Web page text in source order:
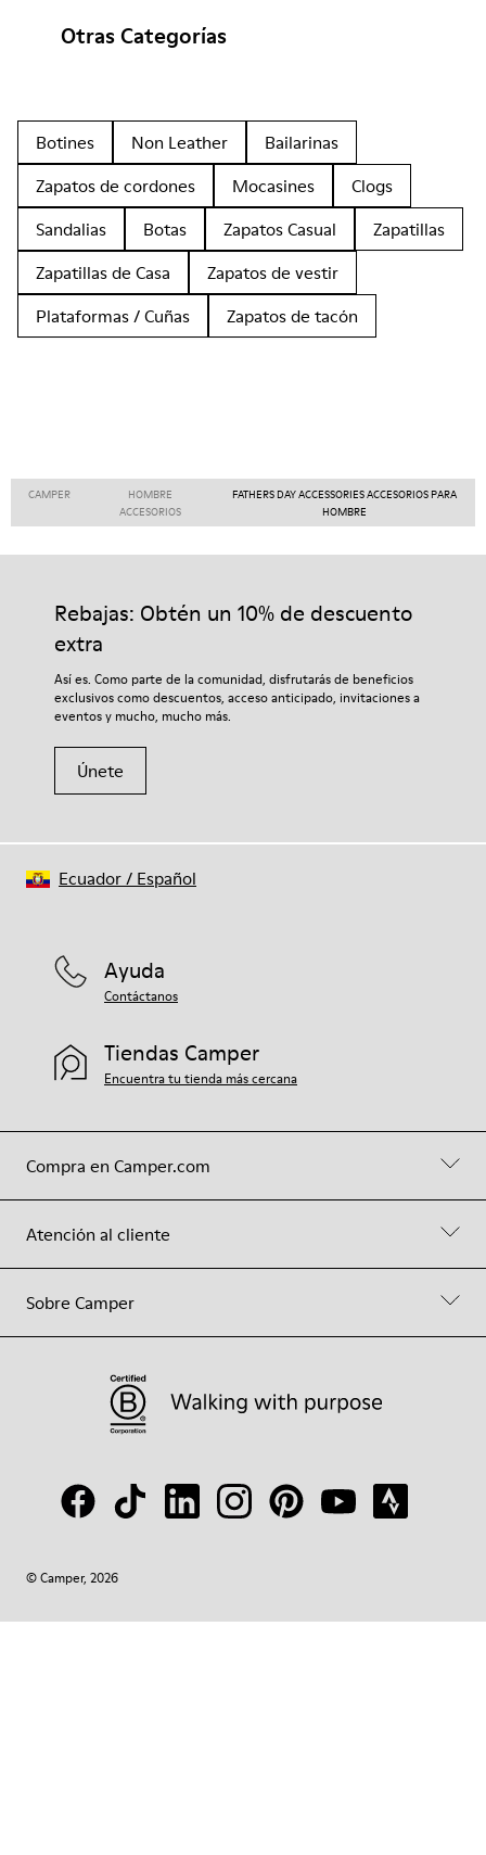
Otras Categorías
Botines Non Leather
Bailarinas
Zapatos de cordones
Mocasines
Clogs
Sandalias
Botas Zapatos Casual
Zapatillas
Zapatillas de Casa
Zapatos de vestir
Plataformas / Cuñas
Zapatos de tacón
CAMPER
HOMBRE
ACCESORIOS
FATHERS DAY ACCESSORIES ACCESORIOS PARA
HOMBRE
Rebajas: Obtén un 10% de descuento
extra
Así es. Como parte de la comunidad, disfrutarás de beneficios
exclusivos como descuentos, acceso anticipado, invitaciones a
eventos y mucho, mucho más.
Únete
Compra en Camper.com
Atención al cliente
Sobre Camper
Ayuda
Contáctanos
Tiendas Camper
Encuentra tu tienda más cercana
© Camper, 2026
Ecuador/ Español